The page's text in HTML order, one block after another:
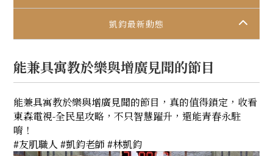
凱鈞最新動態
能兼具寓教於樂與增廣見聞的節目
能兼具寓教於樂與增廣見聞的節目，真的值得鎖定，收看
東森電視-全民星攻略，不只智慧躍升，還能青春永駐
唷！
#友肌職人 #凱鈞老師 #林凱鈞